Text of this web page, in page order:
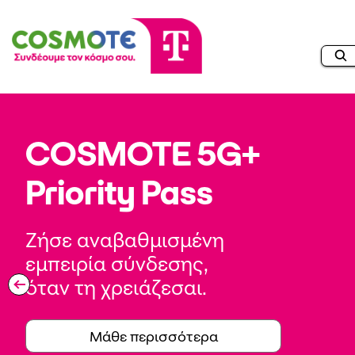
COSMOTE 5G+
Priority Pass
Ζήσε αναβαθμισμένη
εμπειρία σύνδεσης,
όταν τη χρειάζεσαι.
Μάθε περισσότερα